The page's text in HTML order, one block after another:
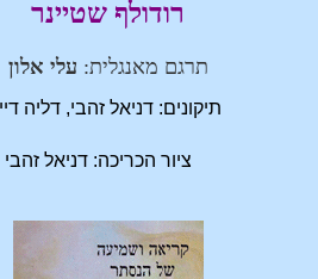
רודולף שטיינר
תרגם מאנגלית: עלי אלון
תיקונים: דניאל זהבי, דליה
ציור הכריכה: דניאל זהבי